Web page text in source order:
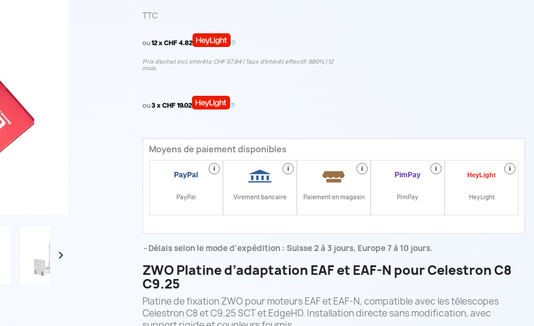

TTC
ou12 x CHF 4.82
Prix d’achat incl. intérêts: CHF 57.84 | Taux d‘intérêt effectif: 9.90% | 12
mois.
ou3 x CHF 19.02
Moyens de paiement disponibles
i
PayPal
i
Virement bancaire
i
Paiement en magasin
i
PimPay
i
HeyLight
Délais selon le mode d'expédition : Suisse 2 à 3 jours, Europe 7 à 10 jours.
ZWO Platine d’adaptation EAF et EAF-N pour Celestron C8
C9.25
Platine de fixation ZWO pour moteurs EAF et EAF-N, compatible avec les télescopes
Celestron C8 et C9.25 SCT et EdgeHD. Installation directe sans modification, avec